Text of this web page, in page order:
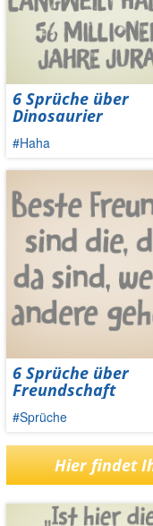
6 Sprüche über
Dinosaurier
#Haha
6 Sprüche über
Freundschaft
#Sprüche
Hier findet